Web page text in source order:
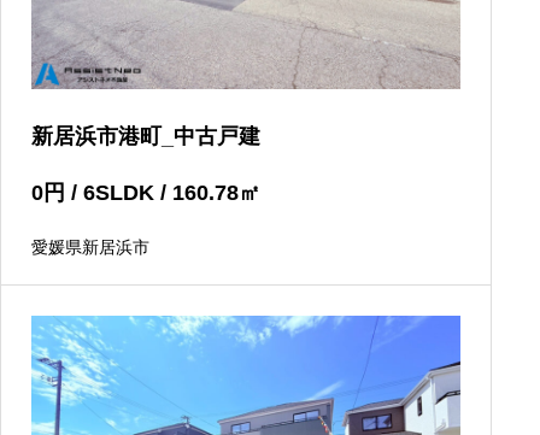
新居浜市港町_中古戸建
0 円 / 6SLDK / 160.78㎡
愛媛県新居浜市